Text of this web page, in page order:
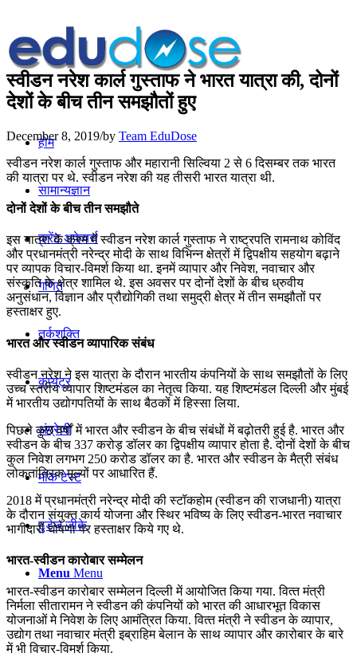
होम
सामान्यज्ञान
करेंट अफेयर्स
गणित
तर्कशक्ति
कंप्यूटर
अंग्रेजी
मॉक टेस्ट
टुडेज जीके
Menu Menu
स्‍वीडन नरेश कार्ल गुस्‍ताफ ने भारत यात्रा की, दोनों
देशों के बीच तीन समझौतों हुए
December 8, 2019/by Team EduDose
स्‍वीडन नरेश कार्ल गुस्‍ताफ और महारानी सिल्विया 2 से 6 दिसम्बर तक भारत
की यात्रा पर थे. स्‍वीडन नरेश की यह तीसरी भारत यात्रा थी.
दोनों देशों के बीच तीन समझौते
इस यात्रा के क्रम में स्‍वीडन नरेश कार्ल गुस्‍ताफ ने राष्‍ट्रपति रामनाथ कोविंद
और प्रधानमंत्री नरेन्‍द्र मोदी के साथ विभिन्‍न क्षेत्रों में द्विपक्षीय सहयोग बढ़ाने
पर व्‍यापक विचार-विमर्श किया था. इनमें व्‍यापार और निवेश, नवाचार और
संस्‍कृति के क्षेत्र शामिल थे. इस अवसर पर दोनों देशों के बीच ध्रुवीय
अनुसंधान, विज्ञान और प्रौद्योगिकी तथा समुद्री क्षेत्र में तीन समझौतों पर
हस्‍ताक्षर हुए.
भारत और स्‍वीडन व्यापारिक संबंध
स्‍वीडन नरेश ने इस यात्रा के दौरान भारतीय कंपनियों के साथ समझौतों के लिए
उच्‍च स्‍तरीय व्‍यापार शिष्‍टमंडल का नेतृत्‍व किया. यह शिष्‍टमंडल दिल्‍ली और मुंबई
में भारतीय उद्योगपतियों के साथ बैठकों में हिस्‍सा लिया.
पिछले कुछ वर्षों में भारत और स्‍वीडन के बीच संबंधों में बढ़ोतरी हुई है. भारत और
स्‍वीडन के बीच 337 करोड़ डॉलर का द्विपक्षीय व्‍यापार होता है. दोनों देशों के बीच
कुल निवेश लगभग 250 करोड डॉलर का है. भारत और स्‍वीडन के मैत्री संबंध
लोकतांत्रिक मूल्‍यों पर आधारित हैं.
2018 में प्रधानमंत्री नरेन्द्र मोदी की स्‍टॉकहोम (स्‍वीडन की राजधानी) यात्रा
के दौरान संयुक्‍त कार्य योजना और स्थिर भविष्य के लिए स्‍वीडन-भारत नवाचार
भागीदारी घोषणा पर हस्‍ताक्षर किये गए थे.
भारत-स्‍वीडन कारोबार सम्‍मेलन
भारत-स्‍वीडन कारोबार सम्‍मेलन दिल्‍ली में आयोजित किया गया. वित्‍त मंत्री
निर्मला सीतारामन ने स्‍वीडन की कंपनियों को भारत की आधारभूत विकास
योजनाओं मे निवेश के लिए आमंत्रित किया. वित्‍त मंत्री ने स्‍वीडन के व्‍यापार,
उद्योग तथा नवाचार मंत्री इब्राहिम बेलान के साथ व्‍यापार और कारोबार के बारे
में भी विचार-विमर्श किया.